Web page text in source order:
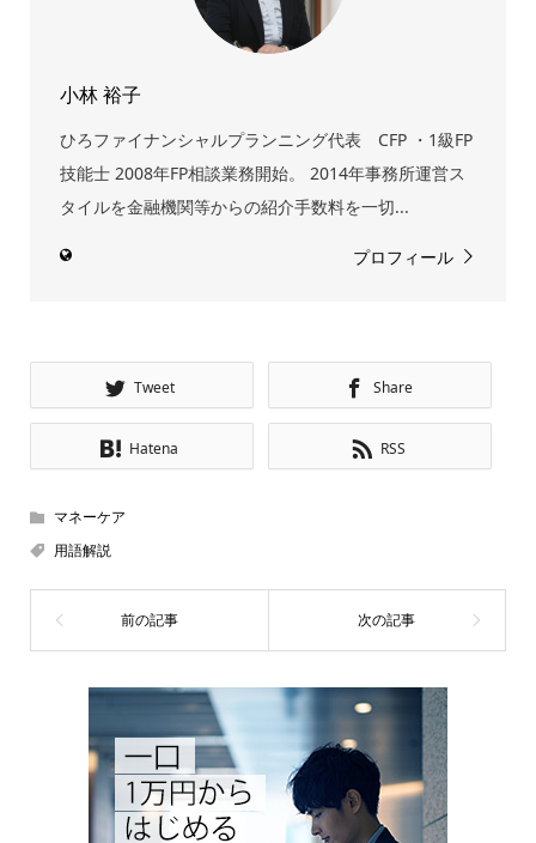
小林 裕子
ひろファイナンシャルプランニング代表 CFP ・1級FP
技能士 2008年FP相談業務開始。 2014年事務所運営ス
タイルを金融機関等からの紹介手数料を一切...
プロフィール
Tweet Share
Hatena RSS
マネーケア
用語解説